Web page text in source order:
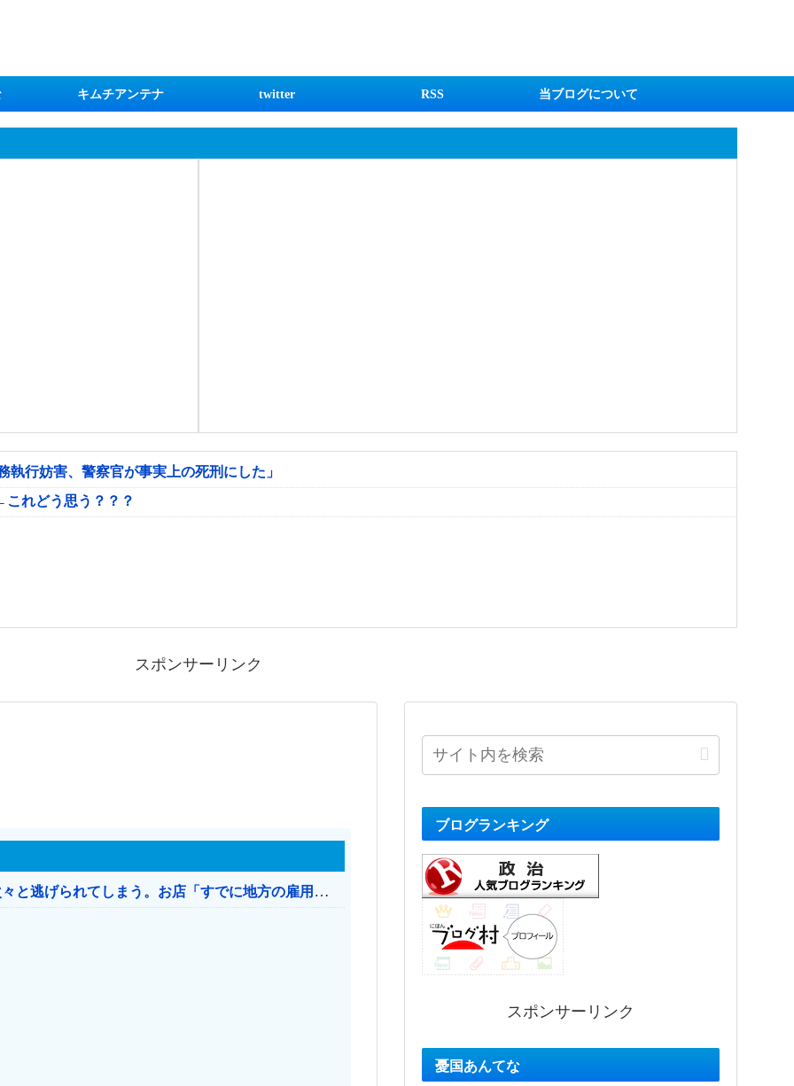
キムチアンテナ twitter RSS 当ブログについて
行妨害、警察官が事実上の死刑にした」
れどう思う？？？
スポンサーリンク
日本のお店、時給1500円でもミャンマー人に次々と逃げられてしまう。お店「すでに地方の雇用は崩壊」
ブログランキング
スポンサーリンク
憂国あんてな